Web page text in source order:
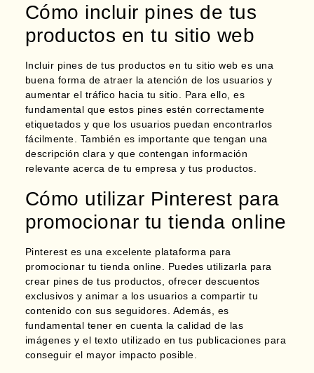
Cómo incluir pines de tus
productos en tu sitio web
Incluir pines de tus productos en tu sitio web es una
buena forma de atraer la atención de los usuarios y
aumentar el tráfico hacia tu sitio. Para ello, es
fundamental que estos pines estén correctamente
etiquetados y que los usuarios puedan encontrarlos
fácilmente. También es importante que tengan una
descripción clara y que contengan información
relevante acerca de tu empresa y tus productos.
Cómo utilizar Pinterest para
promocionar tu tienda online
Pinterest es una excelente plataforma para
promocionar tu tienda online. Puedes utilizarla para
crear pines de tus productos, ofrecer descuentos
exclusivos y animar a los usuarios a compartir tu
contenido con sus seguidores. Además, es
fundamental tener en cuenta la calidad de las
imágenes y el texto utilizado en tus publicaciones para
conseguir el mayor impacto posible.